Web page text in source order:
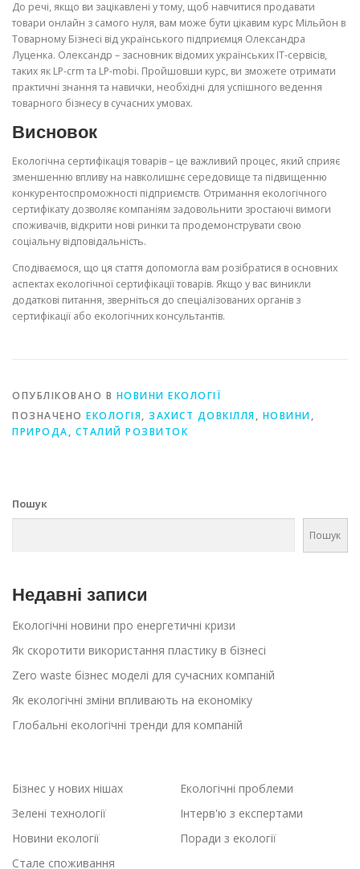
До речі, якщо ви зацікавлені у тому, щоб навчитися продавати
товари онлайн з самого нуля, вам може бути цікавим курс Мільйон в
Товарному Бізнесі від українського підприємця Олександра
Луценка. Олександр – засновник відомих українських IT-сервісів,
таких як LP-crm та LP-mobi. Пройшовши курс, ви зможете отримати
практичні знання та навички, необхідні для успішного ведення
товарного бізнесу в сучасних умовах.
Висновок
Екологічна сертифікація товарів – це важливий процес, який сприяє
зменшенню впливу на навколишнє середовище та підвищенню
конкурентоспроможності підприємств. Отримання екологічного
сертифікату дозволяє компаніям задовольнити зростаючі вимоги
споживачів, відкрити нові ринки та продемонструвати свою
соціальну відповідальність.
Сподіваємося, що ця стаття допомогла вам розібратися в основних
аспектах екологічної сертифікації товарів. Якщо у вас виникли
додаткові питання, зверніться до спеціалізованих органів з
сертифікації або екологічних консультантів.
ОПУБЛІКОВАНО В НОВИНИ ЕКОЛОГІЇ
ПОЗНАЧЕНО ЕКОЛОГІЯ, ЗАХИСТ ДОВКІЛЛЯ, НОВИНИ,
ПРИРОДА, СТАЛИЙ РОЗВИТОК
Пошук
Пошук
Недавні записи
Екологічні новини про енергетичні кризи
Як скоротити використання пластику в бізнесі
Zero waste бізнес моделі для сучасних компаній
Як екологічні зміни впливають на економіку
Глобальні екологічні тренди для компаній
Бізнес у нових нішах
Екологічні проблеми
Зелені технології
Інтерв'ю з експертами
Новини екології
Поради з екології
Стале споживання